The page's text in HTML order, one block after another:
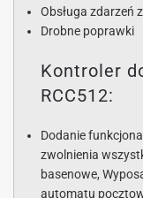
Obsługa zdarzeń
Drobne poprawki
Kontroler
RCC512:
Dodanie
zwolnienia
basenowe,
automatu